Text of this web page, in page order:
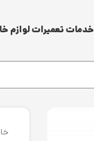
خدمات تعمیرات لوازم